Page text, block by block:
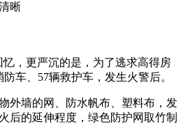
晰
，更严沉的是，为了逃求高得房
车、57辆救护车，发生火警后。
墙的网、防水帆布、塑料布，发
后的延伸程度，绿色防护网取竹制